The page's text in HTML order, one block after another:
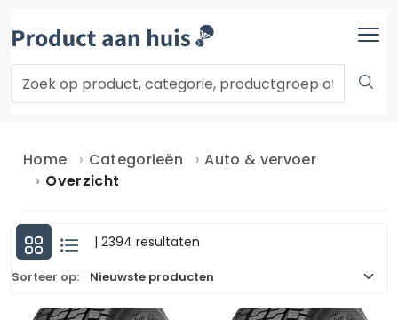
Home Categorieën
Auto & vervoer
Overzicht
| 2394 resultaten
Sorteer op: